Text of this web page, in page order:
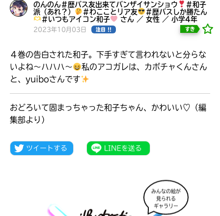
本を飛び出して
みんなとおしゃべり
できる掲示板
大人気
シリーズに
のんのん＃歴バス友出来てバンザイサンショウ
＃和子
派（あれ？）
＃わこことリア友
＃歴バスしか勝たん
＃いつもアイコン和子
さん ／ 女性 ／ 小学4年
2023年10月03日 注目 !! すき
４巻の告白された和子。下手すぎて言われないと分らな
いよね〜ハハハ〜
私のアコガレは、カボチャくんさん
と、yuiboさんです
おどろいて固まっちゃった和子ちゃん、かわいい♡（編
集部より）
みんなの絵が
見られる
ギャラリー